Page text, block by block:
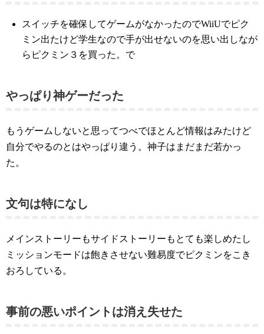
スイッチを確保してゲームがなかったのでWiiUでピク
ミン出たけど学生なので手が出せないのを思い出しなが
らピクミン３を買った。で
やっぱり神ゲーだった
もうゲームしないと思ってつべでほとんど情報はみたけど
自分でやるのとはやっぱり違う。神子はまだまだ若かっ
た。
文句は特になし
メインストーリーもサイドストーリーもとても楽しめたし
ミッションモードは飽きさせない難易度でピクミンをこき
おろしている。
事前の悪いポイントは消え失せた